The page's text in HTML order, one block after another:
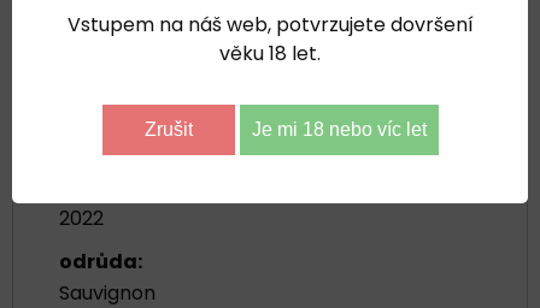
země:
oblast:
2022
odrůda:
Sauvignon
Vstupem na náš web, potvrzujete dovršení
věku 18 let.
Zrušit Je mi 18 nebo víc let